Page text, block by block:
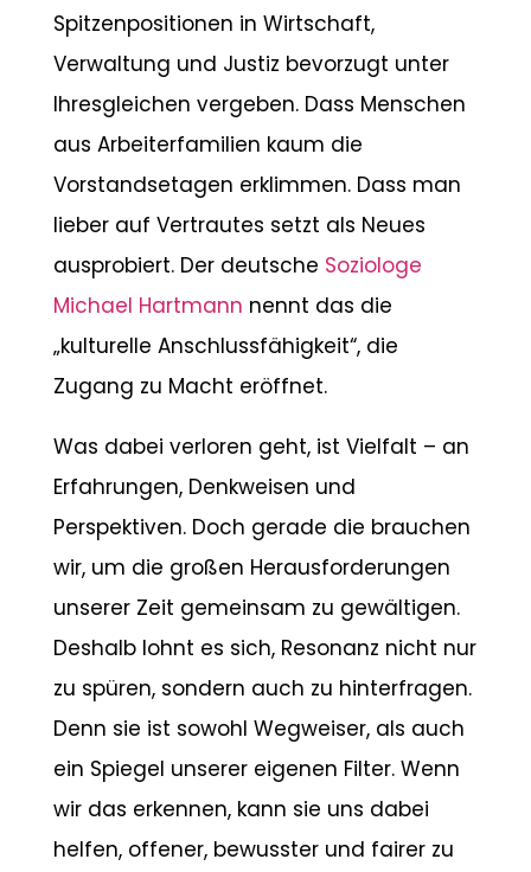
Spitzenpositionen in Wirtschaft,
Verwaltung und Justiz bevorzugt unter
Ihresgleichen vergeben. Dass Menschen
aus Arbeiterfamilien kaum die
Vorstandsetagen erklimmen. Dass man
lieber auf Vertrautes setzt als Neues
ausprobiert. Der deutsche Soziologe
Michael Hartmann nennt das die
„kulturelle Anschlussfähigkeit“, die
Zugang zu Macht eröffnet.
Was dabei verloren geht, ist Vielfalt – an
Erfahrungen, Denkweisen und
Perspektiven. Doch gerade die brauchen
wir, um die großen Herausforderungen
unserer Zeit gemeinsam zu gewältigen.
Deshalb lohnt es sich, Resonanz nicht nur
zu spüren, sondern auch zu hinterfragen.
Denn sie ist sowohl Wegweiser, als auch
ein Spiegel unserer eigenen Filter. Wenn
wir das erkennen, kann sie uns dabei
helfen, offener, bewusster und fairer zu